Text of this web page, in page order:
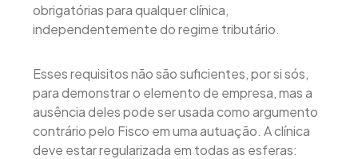
obrigatórias para qualquer clínica,
independentemente do regime tributário.
Esses requisitos não são suficientes, por si sós,
para demonstrar o elemento de empresa, mas a
ausência deles pode ser usada como argumento
contrário pelo Fisco em uma autuação. A clínica
deve estar regularizada em todas as esferas: